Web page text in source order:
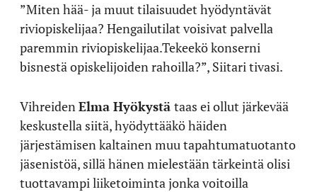
”Miten hää- ja muut tilaisuudet hyödyntävät
riviopiskelijaa? Hengailutilat voisivat palvella
paremmin riviopiskelijaa.Tekeekö konserni
bisnestä opiskelijoiden rahoilla?”, Siitari tivasi.
VihreidenElma Hyökystä taas ei ollut järkevää
keskustella siitä, hyödyttääkö häiden
järjestämisen kaltainen muu tapahtumatuotanto
jäsenistöä, sillä hänen mielestään tärkeintä olisi
tuottavampi liiketoiminta jonka voitoilla